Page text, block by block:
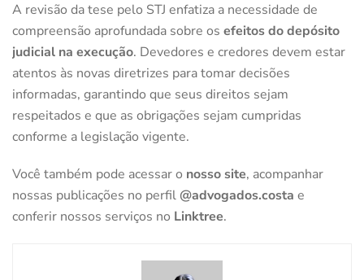
A revisão da tese pelo STJ enfatiza a necessidade de
compreensão aprofundada sobre os efeitos do depósito
judicial na execução. Devedores e credores devem estar
atentos às novas diretrizes para tomar decisões
informadas, garantindo que seus direitos sejam
respeitados e que as obrigações sejam cumpridas
conforme a legislação vigente.
Você também pode acessar o nosso site, acompanhar
nossas publicações no perfil @advogados.costa e
conferir nossos serviços no Linktree.